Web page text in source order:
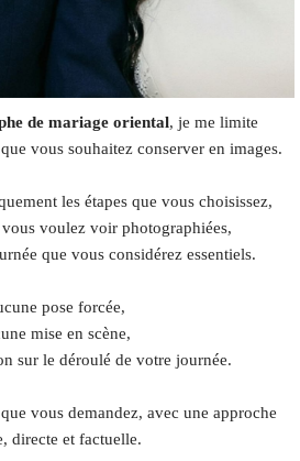
de mariage oriental, je me limite
vous souhaitez conserver en images.
les étapes que vous choisissez,
vous voulez voir photographiées,
que vous considérez essentiels.
pose forcée,
mise en scène,
sur le déroulé de votre journée.
vous demandez, avec une approche
directe et factuelle.